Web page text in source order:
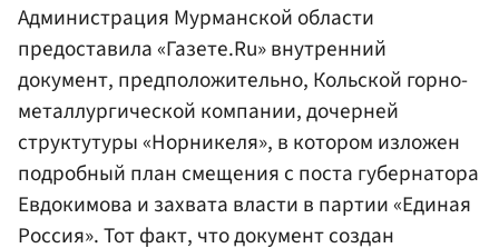
Администрация Мурманской области
предоставила «Газете.Ru» внутренний
документ, предположительно, Кольской горно-
металлургической компании, дочерней
структутуры «Норникеля», в котором изложен
подробный план смещения с поста губернатора
Евдокимова и захвата власти в партии «Единая
Россия». Тот факт, что документ создан